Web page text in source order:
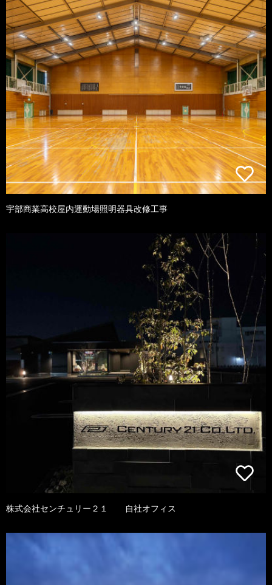
宇部商業高校屋内運動場照明器具改修工事
株式会社センチュリー２１ 自社オフィス